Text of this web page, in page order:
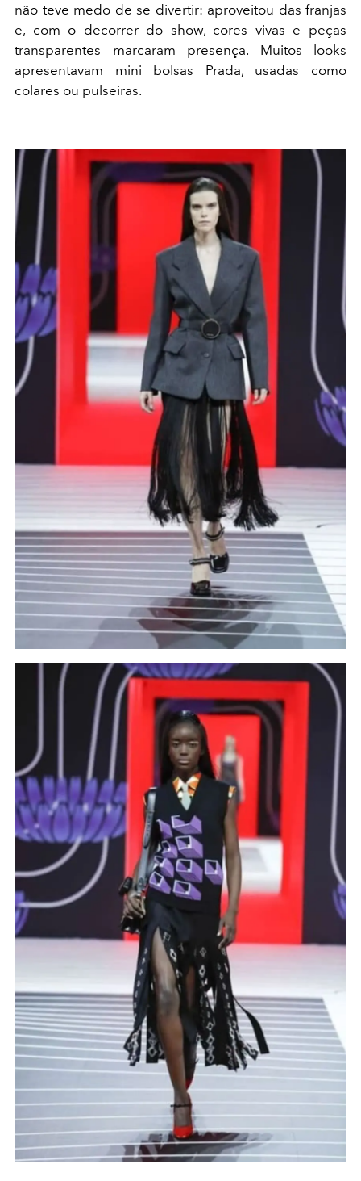
não teve medo de se divertir: aproveitou das franjas
e, com o decorrer do show, cores vivas e peças
transparentes marcaram presença. Muitos looks
apresentavam mini bolsas Prada, usadas como
colares ou pulseiras.